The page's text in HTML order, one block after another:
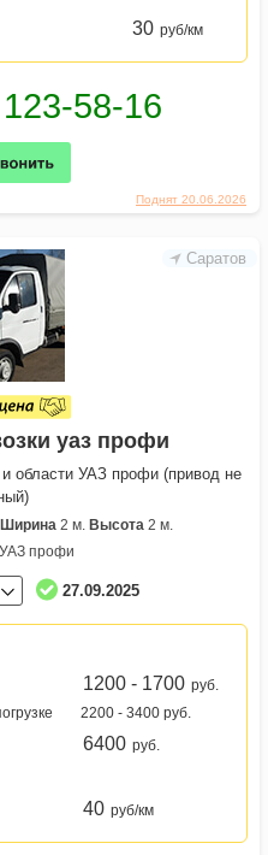
Поднят 20.06.2026
30 руб/км
Саратов
уаз профи
и области УАЗ профи (привод не
Ширина 2 м. Высота 2 м.
УАЗ профи
27.09.2025
1200 - 1700 руб.
2200 - 3400 руб.
6400 руб.
40 руб/км